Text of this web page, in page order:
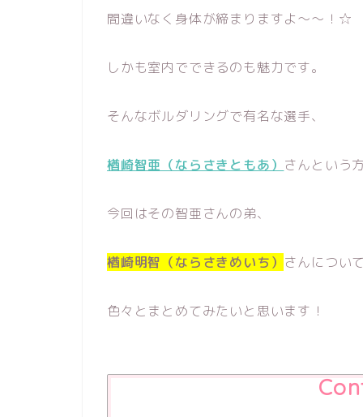
間違いなく身体が締まりますよ〜〜！☆
しかも室内でできるのも魅力です。
そんなボルダリングで有名な選手、
楢崎智亜（ならさきともあ） さんという
今回はその智亜さんの弟、
楢崎明智（ならさきめいち） さんについて
色々とまとめてみたいと思います！